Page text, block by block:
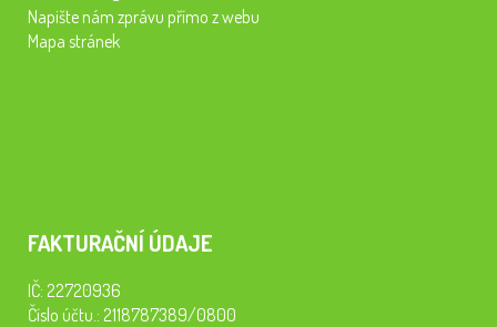
Napište nám zprávu přímo z webu
Mapa stránek
FAKTURAČNÍ ÚDAJE
IČ: 22720936
Číslo účtu.: 2118787389/0800